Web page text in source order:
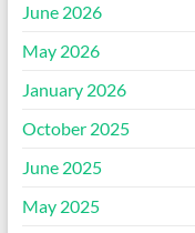
June 2026
May 2026
January 2026
October 2025
June 2025
May 2025